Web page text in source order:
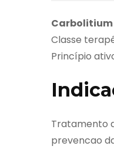
Carbolitium
Classe
Princípio
Tratamento
prevencao